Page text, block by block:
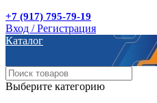
+7 (917) 795-79-19
Вход / Регистрация
Каталог
Выберите категорию